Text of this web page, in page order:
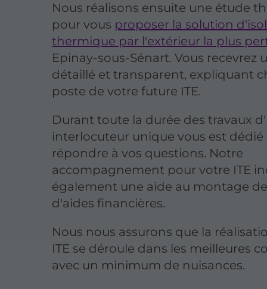
Nous réalisons ensuite une étude
pour vous proposer la solution
thermique par l'extérieur la plus
Epinay-sous-Sénart. Vous recevrez
détaillé et transparent, expliquant
poste de votre future ITE.
Durant toute la durée des travaux
interlocuteur unique vous est dédié
répondre à vos questions. Notre
accompagnement pour votre ITE
également une aide au montage
d'aides financières.
Nous nous assurons que la
ITE se déroule dans les meilleures
avec un minimum de nuisances.